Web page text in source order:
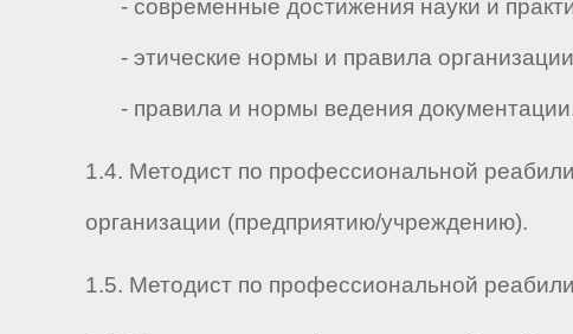
- современные достижения науки и
- этические нормы и правила
- правила и нормы ведения
1.4. Методист по профессиональной
организации (предприятию/учреждению).
1.5. Методист по профессиональной